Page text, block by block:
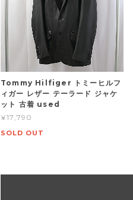
Tommy Hilfiger トミーヒルフ
ィガー レザー テーラード ジャケ
ット 古着 used
¥17,790
SOLD OUT